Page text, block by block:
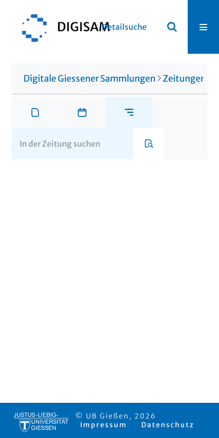
Detailsuche
Digitale Giessener Sammlungen Zeitungen
© UB Gießen, 2026
Impressum
Datenschutz